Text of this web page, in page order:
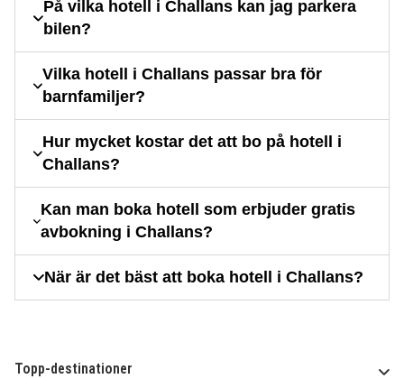
På vilka hotell i Challans kan jag parkera
bilen?
Vilka hotell i Challans passar bra för
barnfamiljer?
Hur mycket kostar det att bo på hotell i
Challans?
Kan man boka hotell som erbjuder gratis
avbokning i Challans?
När är det bäst att boka hotell i Challans?
Topp-destinationer